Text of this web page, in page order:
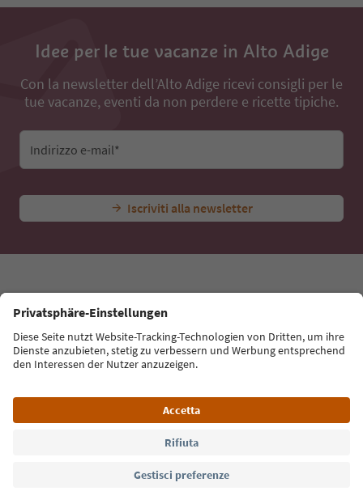
Idee per le tue vacanze in Alto Adige
Con la newsletter dell’Alto Adige ricevi consigli per le
tue vacanze, eventi da non perdere e ricette tipiche.
Indirizzo e-mail*
Iscriviti alla newsletter